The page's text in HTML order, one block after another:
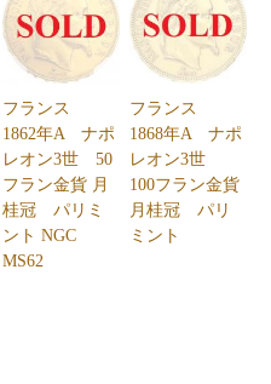
フランス
1862年A ナポ
レオン3世 50
フラン金貨 月
桂冠 パリミ
ント NGC
MS62
フランス
1868年A ナポ
レオン3世
100フラン金貨
月桂冠 パリ
ミント